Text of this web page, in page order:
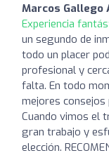
Marcos Gallego
Experiencia
un segundo de
todo un placer
profesional y
falta. En todo
mejores
Cuando vimos el
gran trabajo y
elección.